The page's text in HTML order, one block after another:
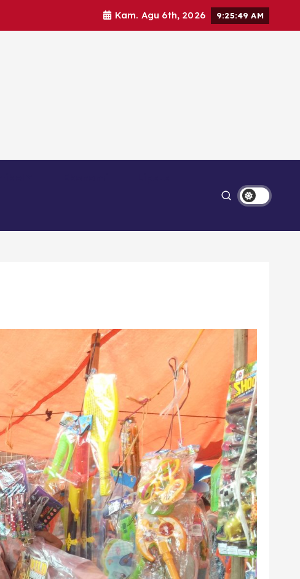
Kam. Agu 6th, 2026 9:25:50 AM